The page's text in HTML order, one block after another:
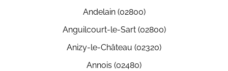
Andelain (02800)
Anguilcourt-le-Sart (02800)
Anizy-le-Château (02320)
Annois (02480)